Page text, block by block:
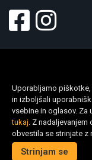
Uporabljamo
in izboljšali
vsebine in oglasov.
tukaj. Z
obvestila se strinjate
Strinjam se
© 2022 Altstore.si -